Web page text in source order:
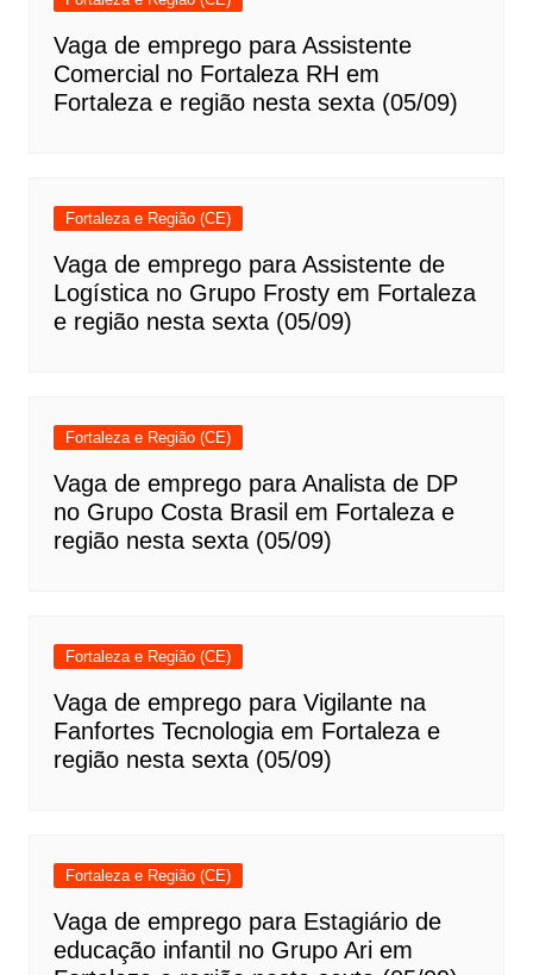
Vaga de emprego para Assistente
Comercial no Fortaleza RH em
Fortaleza e região nesta sexta (05/09)
Fortaleza e Região (CE)
Vaga de emprego para Assistente de
Logística no Grupo Frosty em Fortaleza
e região nesta sexta (05/09)
Fortaleza e Região (CE)
Vaga de emprego para Analista de DP
no Grupo Costa Brasil em Fortaleza e
região nesta sexta (05/09)
Fortaleza e Região (CE)
Vaga de emprego para Vigilante na
Fanfortes Tecnologia em Fortaleza e
região nesta sexta (05/09)
Fortaleza e Região (CE)
Vaga de emprego para Estagiário de
educação infantil no Grupo Ari em